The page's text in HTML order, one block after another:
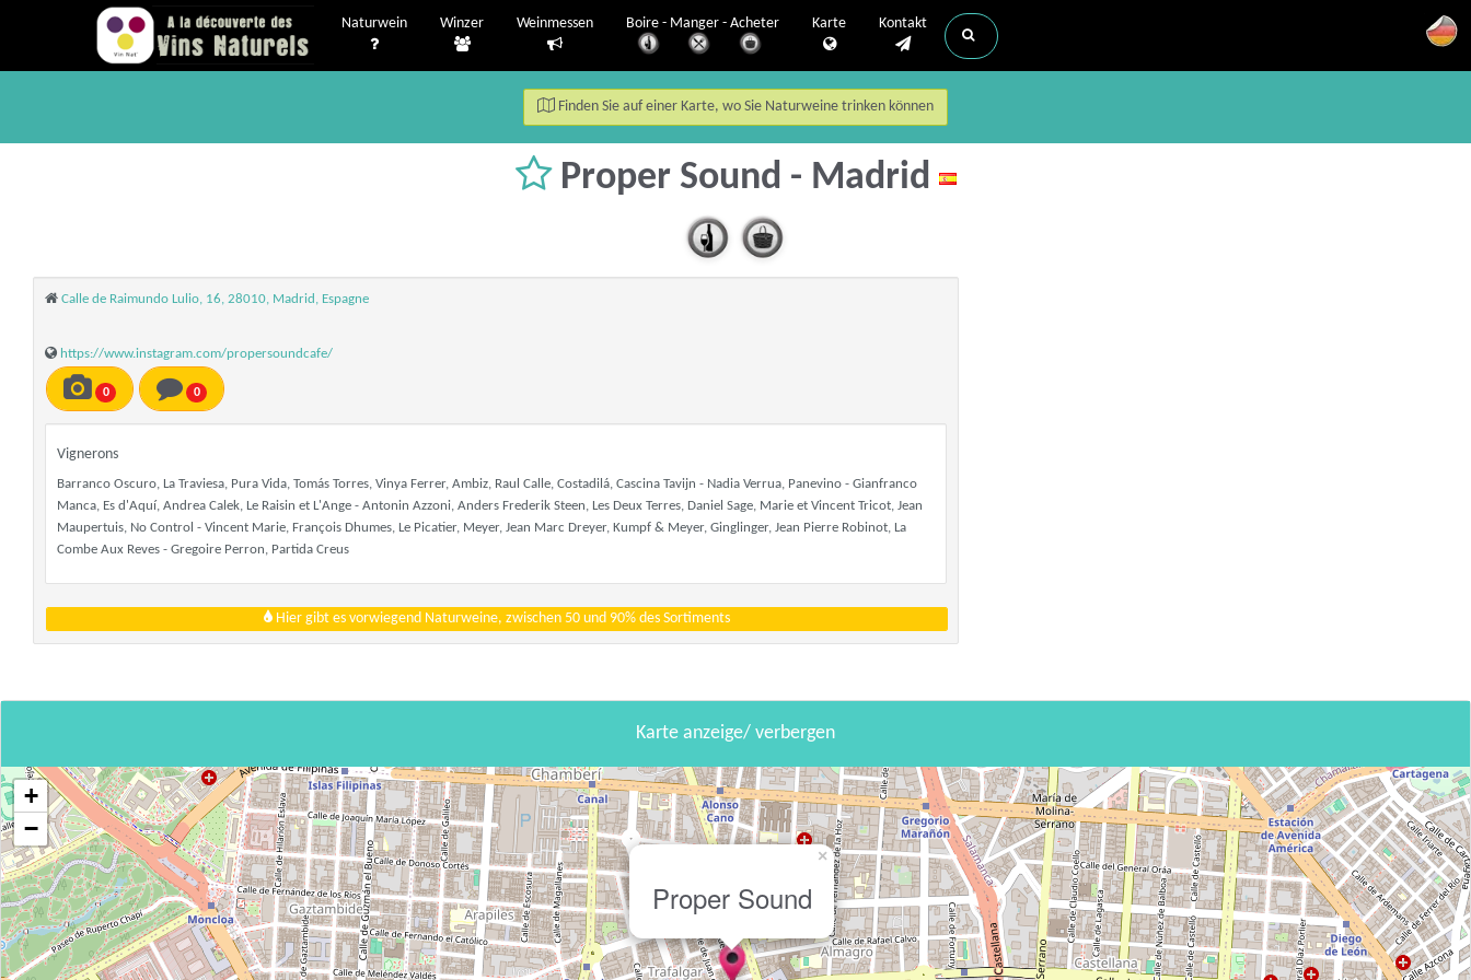
Naturwein Winzer Weinmessen Boire - Manger - Acheter Karte Kontakt
Finden Sie auf einer Karte, wo Sie Naturweine trinken können
Proper Sound - Madrid
Calle de Raimundo Lulio, 16, 28010, Madrid, Espagne
https://www.instagram.com/propersoundcafe/
0 0
Vignerons
Barranco Oscuro, La Traviesa, Pura Vida, Tomás Torres, Vinya Ferrer, Ambiz, Raul Calle, Costadilá, Cascina Tavijn - Nadia Verrua, Panevino - Gianfranco
Manca, Es d'Aquí, Andrea Calek, Le Raisin et L'Ange - Antonin Azzoni, Anders Frederik Steen, Les Deux Terres, Daniel Sage, Marie et Vincent Tricot, Jean
Maupertuis, No Control - Vincent Marie, François Dhumes, Le Picatier, Meyer, Jean Marc Dreyer, Kumpf & Meyer, Ginglinger, Jean Pierre Robinot, La
Combe Aux Reves - Gregoire Perron, Partida Creus
Hier gibt es vorwiegend Naturweine, zwischen 50 und 90% des Sortiments
Karte anzeige/ verbergen
Proper Sound
×
+
−